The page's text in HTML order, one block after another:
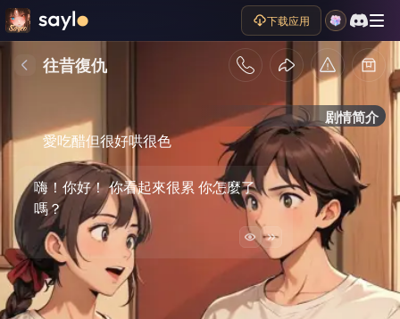
下载应用
往昔復仇
剧情简介
愛吃醋但很好哄很色
嗨！你好！ 你看起來很累 你怎麼了
嗎？